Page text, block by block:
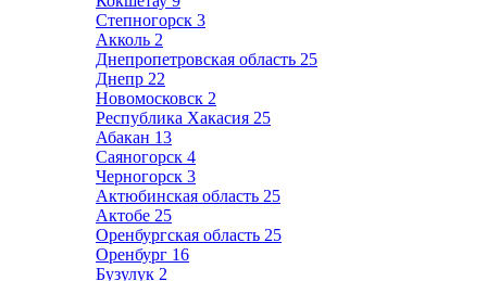
Степногорск 3
Акколь 2
Днепропетровская область 25
Днепр 22
Новомосковск 2
Республика Хакасия 25
Абакан 13
Саяногорск 4
Черногорск 3
Актюбинская область 25
Актобе 25
Оренбургская область 25
Оренбург 16
Бузулук 2